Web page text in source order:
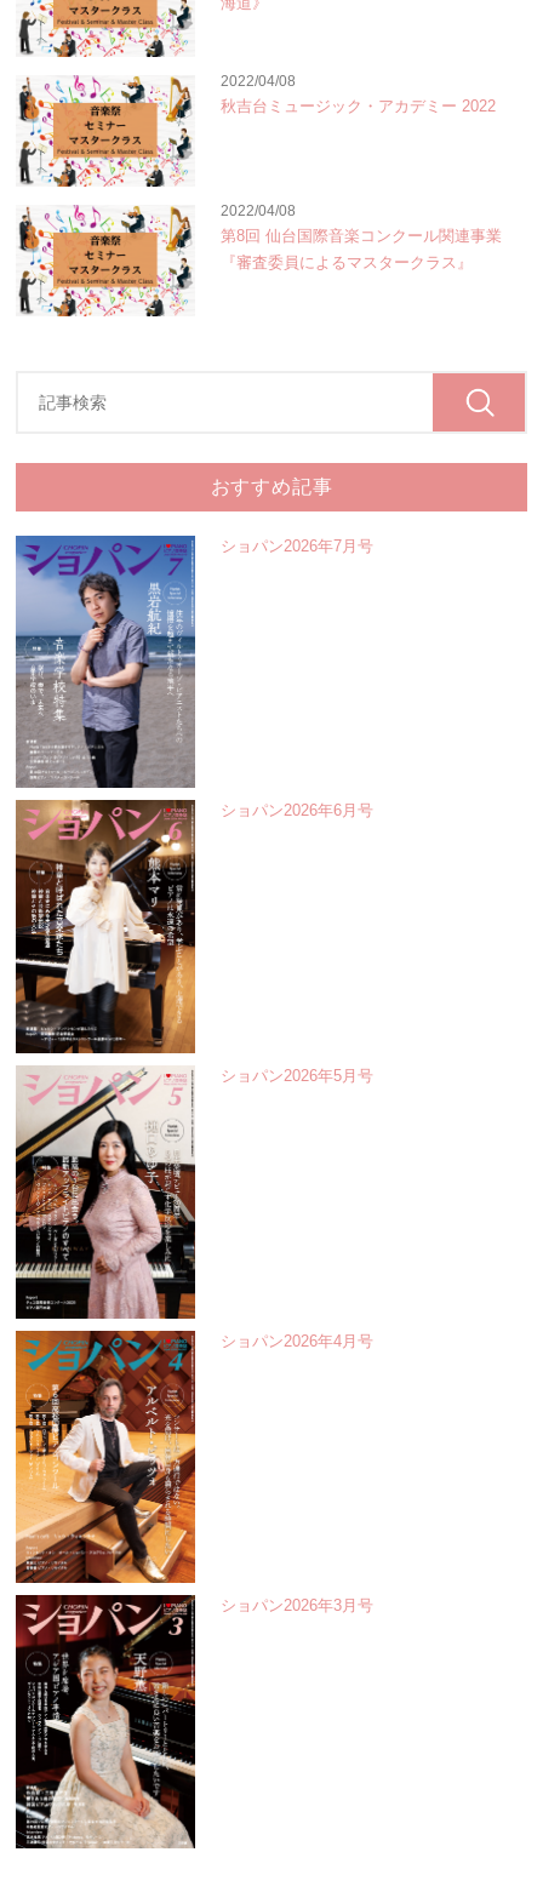
2022/04/08
秋吉台ミュージック・アカデミー 2022
2022/04/08
第8回 仙台国際音楽コンクール関連事業
『審査委員によるマスタークラス』
おすすめ記事
ショパン2026年7月号
ショパン2026年6月号
ショパン2026年5月号
ショパン2026年4月号
ショパン2026年3月号